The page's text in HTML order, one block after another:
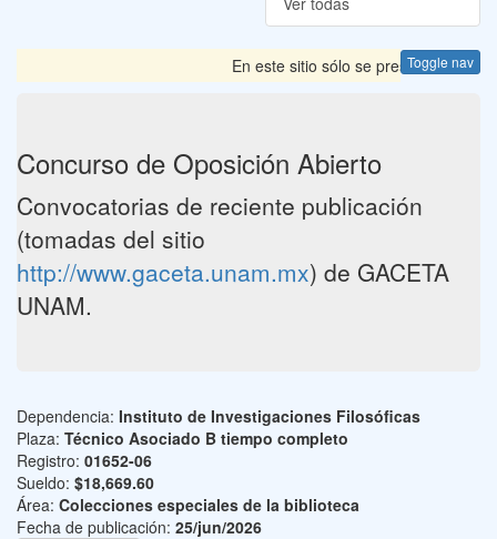
Toggle nav
En este sitio sólo se presentan las
Concurso de Oposición Abierto
Convocatorias de reciente publicación
(tomadas del sitio
http://www.gaceta.unam.mx) de GACETA
UNAM.
Dependencia: Instituto de Investigaciones Filosóficas
Plaza: Técnico Asociado B tiempo completo
Registro: 01652-06
Sueldo: $18,669.60
Área: Colecciones especiales de la biblioteca
Fecha de publicación: 25/jun/2026